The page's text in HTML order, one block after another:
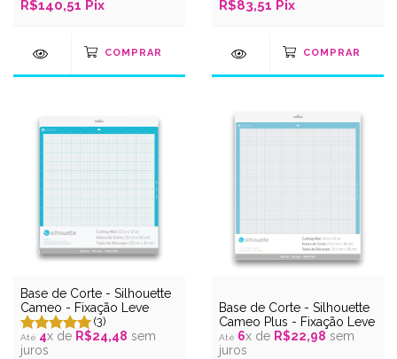
R$140,51 Pix R$83,51 Pix
Base de Corte - Silhouette
Cameo - Fixação Leve
(3)
4x de R$24,48 sem
juros
Base de Corte - Silhouette
Cameo Plus - Fixação Leve
6x de R$22,98 sem
juros